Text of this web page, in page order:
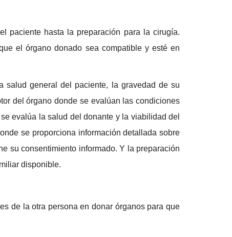
paciente hasta la preparación para la cirugía.
el órgano donado sea compatible y esté en
salud general del paciente, la gravedad de su
del órgano donde se evalúan las condiciones
evalúa la salud del donante y la viabilidad del
se proporciona información detallada sobre
su consentimiento informado. Y la preparación
disponible.
de la otra persona en donar órganos para que